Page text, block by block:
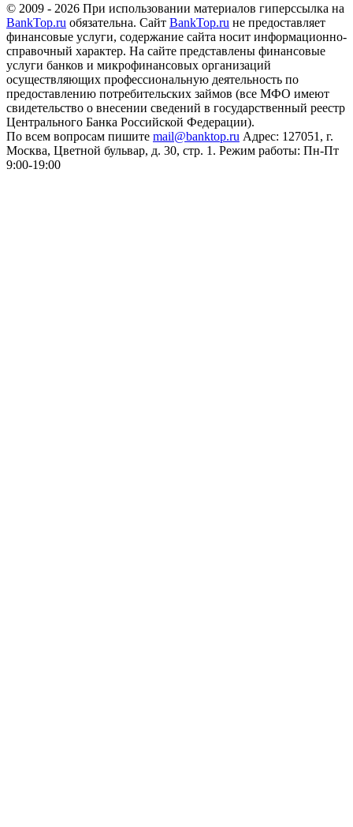
© 2009 - 2026 При использовании материалов гиперссылка на
BankTop.ru обязательна. Сайт BankTop.ru не предоставляет
финансовые услуги, содержание сайта носит информационно-
справочный характер. На сайте представлены финансовые
услуги банков и микрофинансовых организаций
осуществляющих профессиональную деятельность по
предоставлению потребительских займов (все МФО имеют
свидетельство о внесении сведений в государственный реестр
Центрального Банка Российской Федерации).
По всем вопросам пишите mail@banktop.ru Адрес: 127051, г.
Москва, Цветной бульвар, д. 30, стр. 1. Режим работы: Пн-Пт
9:00-19:00